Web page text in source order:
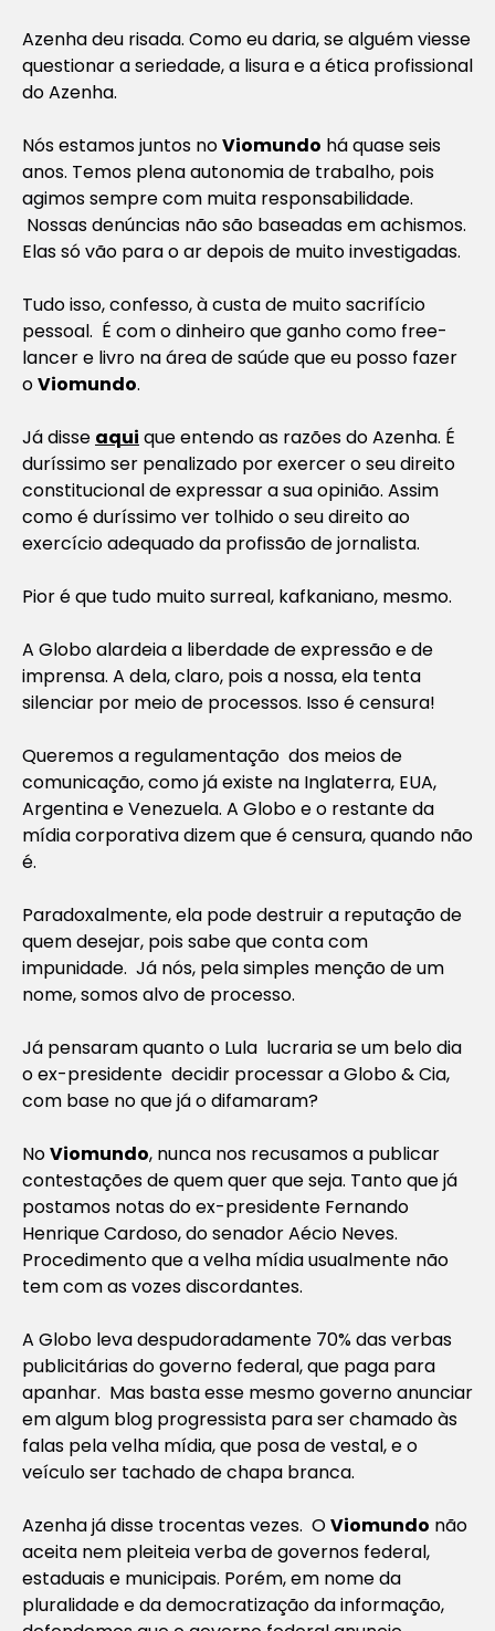
Azenha deu risada. Como eu daria, se alguém viesse
questionar a seriedade, a lisura e a ética profissional
do Azenha.
Nós estamos juntos noViomundo há quase seis
anos. Temos plena autonomia de trabalho, pois
agimos sempre com muita responsabilidade.
Nossas denúncias não são baseadas em achismos.
Elas só vão para o ar depois de muito investigadas.
Tudo isso, confesso, à custa de muito sacrifício
pessoal. É com o dinheiro que ganho como free-
lancer e livro na área de saúde que eu posso fazer
oViomundo.
Já disse aqui que entendo as razões do Azenha. É
duríssimo ser penalizado por exercer o seu direito
constitucional de expressar a sua opinião. Assim
como é duríssimo ver tolhido o seu direito ao
exercício adequado da profissão de jornalista.
Pior é que tudo muito surreal, kafkaniano, mesmo.
A Globo alardeia a liberdade de expressão e de
imprensa. A dela, claro, pois a nossa, ela tenta
silenciar por meio de processos. Isso é censura!
Queremos a regulamentação dos meios de
comunicação, como já existe na Inglaterra, EUA,
Argentina e Venezuela. A Globo e o restante da
mídia corporativa dizem que é censura, quando não
é.
Paradoxalmente, ela pode destruir a reputação de
quem desejar, pois sabe que conta com
impunidade. Já nós, pela simples menção de um
nome, somos alvo de processo.
Já pensaram quanto o Lula lucraria se um belo dia
o ex-presidente decidir processar a Globo & Cia,
com base no que já o difamaram?
NoViomundo, nunca nos recusamos a publicar
contestações de quem quer que seja. Tanto que já
postamos notas do ex-presidente Fernando
Henrique Cardoso, do senador Aécio Neves.
Procedimento que a velha mídia usualmente não
tem com as vozes discordantes.
A Globo leva despudoradamente 70% das verbas
publicitárias do governo federal, que paga para
apanhar. Mas basta esse mesmo governo anunciar
em algum blog progressista para ser chamado às
falas pela velha mídia, que posa de vestal, e o
veículo ser tachado de chapa branca.
Azenha já disse trocentas vezes. OViomundo não
aceita nem pleiteia verba de governos federal,
estaduais e municipais. Porém, em nome da
pluralidade e da democratização da informação,